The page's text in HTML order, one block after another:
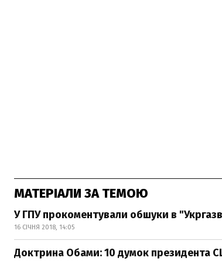
МАТЕРІАЛИ ЗА ТЕМОЮ
У ГПУ прокоментували обшуки в
16 СІЧНЯ 2018, 14:05
Доктрина Обами: 10 думок президента